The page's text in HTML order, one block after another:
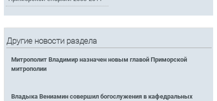
Другие новости раздела
Митрополит Владимир назначен новым главой Приморской
митрополии
Владыка Вениамин совершил богослужения в кафедральных